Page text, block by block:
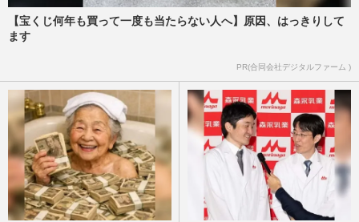
《冬ドラマ“よかった”ランキング》『リブ
【宝くじ何年も買って一度も当たらない人へ】原因、はっきりして
ます
PR(合同会社デジタルファーム )